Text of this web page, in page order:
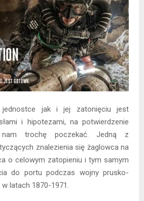
jak i jej zatonięciu jest
i hipotezami, na potwierdzenie
nam trochę poczekać. Jedną z
znalezienia się żaglowca na
o celowym zatopieniu i tym samym
do portu podczas wojny prusko-
latach 1870-1971.